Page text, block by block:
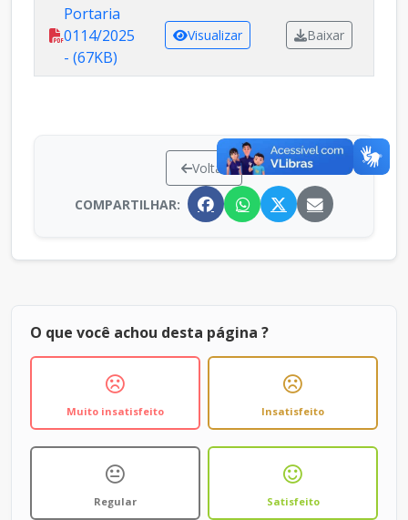
Portaria
0114/2025
- (67KB)
Visualizar Baixar
Voltar
COMPARTILHAR:
O que você achou desta página ?
Muito insatisfeito Insatisfeito
Regular Satisfeito